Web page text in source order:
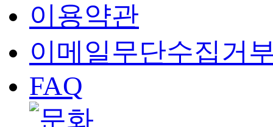
이용약관
이메일무단수집거
FAQ